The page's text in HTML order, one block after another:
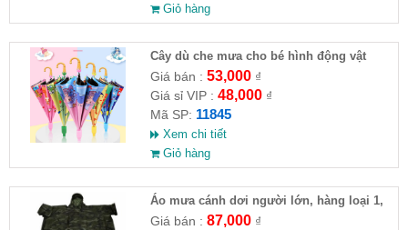
Giỏ hàng
Cây dù che mưa cho bé hình động vật
Giá bán : 53,000₫
Giá sỉ VIP : 48,000₫
Mã SP: 11845
Xem chi tiết
Giỏ hàng
Áo mưa cánh dơi người lớn, hàng loại 1,
chất dày dặn. 1,4m
Giá bán : 87,000₫